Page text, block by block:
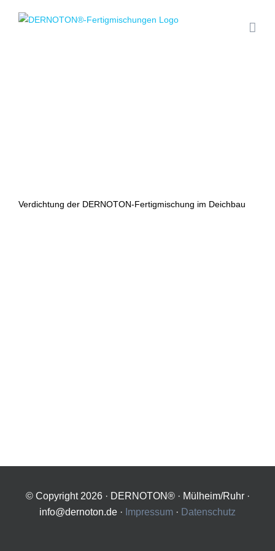
Inhalt
Verdichtung der DERNOTON-Fertigmischung im Deichbau
© Copyright 2026 · DERNOTON® · Mülheim/Ruhr ·
info@dernoton.de · Impressum · Datenschutz